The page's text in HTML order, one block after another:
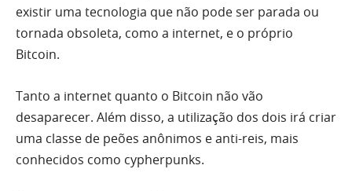
existir uma tecnologia que não pode ser parada ou
tornada obsoleta, como a internet, e o próprio
Bitcoin.
Tanto a internet quanto o Bitcoin não vão
desaparecer. Além disso, a utilização dos dois irá criar
uma classe de peões anônimos e anti-reis, mais
conhecidos como cypherpunks.